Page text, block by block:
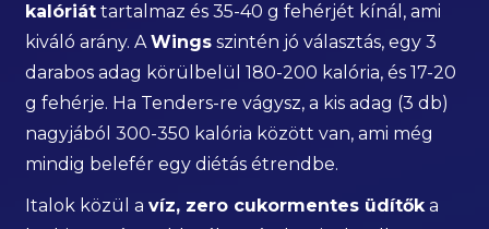
kalóriát tartalmaz és 35-40 g fehérjét kínál, ami
kiváló arány. AWings szintén jó választás, egy 3
darabos adag körülbelül 180-200 kalória, és 17-20
g fehérje. Ha Tenders-re vágysz, a kis adag (3 db)
nagyjából 300-350 kalória között van, ami még
mindig belefér egy diétás étrendbe.
Italok közül avíz, zero cukormentes üdítőka